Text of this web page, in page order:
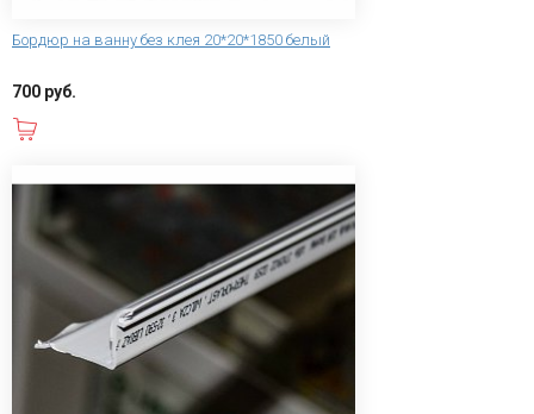
Бордюр на ванну без клея 20*20*1850 белый
700 руб.